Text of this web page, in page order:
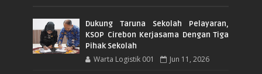
Dukung Taruna Sekolah Pelayaran,
KSOP Cirebon Kerjasama Dengan Tiga
Pihak Sekolah
Warta Logistik 001 Jun 11, 2026